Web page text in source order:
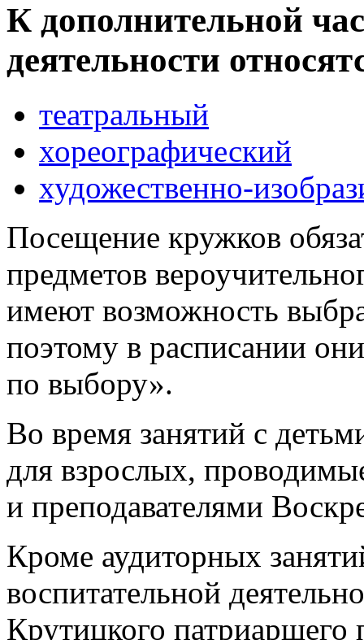
К дополнительной
деятельности
театральный
хореографический
художественно-
Посещение кружков
предметов
имеют возможность
поэтому в расписании
по выбору».
Во время занятий с
для взрослых,
и преподавателями
Кроме аудиторных
воспитательной
Крутицкого патриаршего